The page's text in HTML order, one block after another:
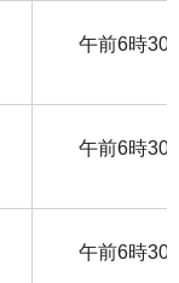
午前6時30
午前6時30
午前6時30